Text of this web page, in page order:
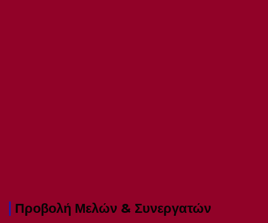
Προβολή Μελών & Συνεργατών